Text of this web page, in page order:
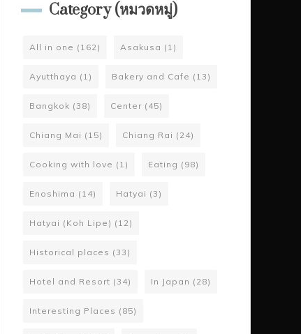
Category (หมวดหมู่)
All in one (162) Asakusa (1)
Ayutthaya (1) Bakery and Cafe (13)
Bangkok (38) Center(45)
Chiang Mai (15) Chiang Rai (24)
Cooking with love (1) Eating (98)
Enoshima (14) Hatyai (3)
Hatyai (Koh Lipe) (12)
Historical places (33)
Hotel and Resort (34) In Japan (28)
Interesting Places (85)